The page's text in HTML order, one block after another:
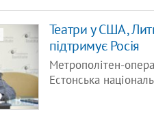
Театри у США,
підтримує Росія
Метрополітен-
Естонська